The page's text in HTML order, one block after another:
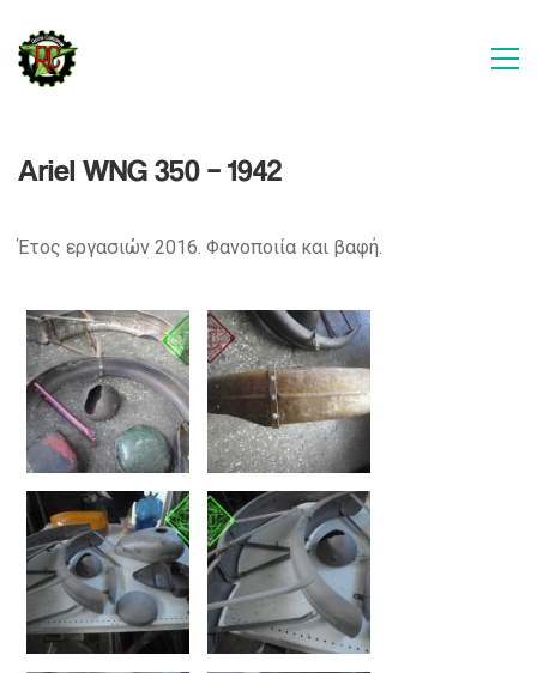
Ariel WNG 350 – 1942
Έτος εργασιών 2016. Φανοποιία και βαφή.